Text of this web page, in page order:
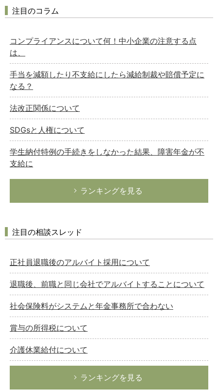
注目のコラム
コンプライアンスについて何！中小企業の注意する点
は、
手当を減額したり不支給にしたら減給制裁や賠償予定に
なる？
法改正関係について
SDGsと人権について
学生納付特例の手続きをしなかった結果、障害年金が不
支給に
ランキングを見る
注目の相談スレッド
正社員退職後のアルバイト採用について
退職後、前職と同じ会社でアルバイトすることについて
社会保険料がシステムと年金事務所で合わない
賞与の所得税について
介護休業給付について
ランキングを見る